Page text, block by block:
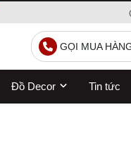
GỌI MUA
Đồ Decor Tin tức